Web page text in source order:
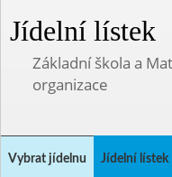
Jídelní lístek
Základní škola a
organizace
Vybrat jídelnu Jídelní lístek